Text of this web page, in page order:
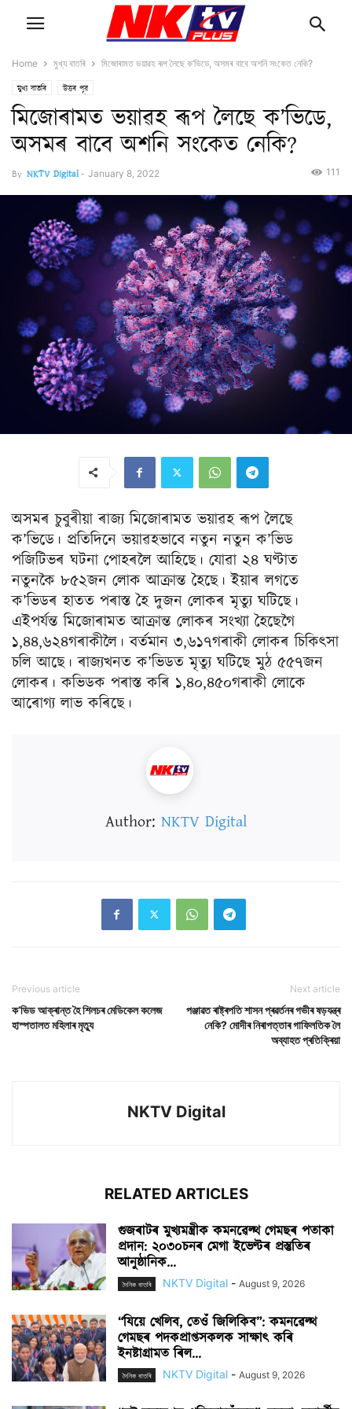
Home মুখ্য বাতৰি মিজোৰামত ভয়াৱহ ৰূপ লৈছে ক’ভিডে, অসমৰ বাবে অশনি সংকেত নেকি?
মুখ্য বাতৰি উত্তৰ পূৱ
মিজোৰামত ভয়াৱহ ৰূপ লৈছে ক’ভিডে,
অসমৰ বাবে অশনি সংকেত নেকি?
By NKTV Digital- January 8, 2022 111
অসমৰ চুবুৰীয়া ৰাজ্য মিজোৰামত ভয়াৱহ ৰূপ লৈছে
ক’ভিডে। প্ৰতিদিনে ভয়াৱহভাবে নতুন নতুন ক’ভিড
পজিটিভৰ ঘটনা পোহৰলৈ আহিছে। যোৱা ২৪ ঘণ্টাত
নতুনকৈ ৮৫২জন লোক আক্ৰান্ত হৈছে। ইয়াৰ লগতে
ক’ভিডৰ হাতত পৰাস্ত হৈ দুজন লোকৰ মৃত্যু ঘটিছে।
এইপৰ্যন্ত মিজোৰামত আক্ৰান্ত লোকৰ সংখ্যা হৈছেগৈ
১,৪৪,৬২৪গৰাকীলৈ। বৰ্তমান ৩,৬১৭গৰাকী লোকৰ চিকিত্সা
চলি আছে। ৰাজ্যখনত ক’ভিডত মৃত্যু ঘটিছে মুঠ ৫৫৭জন
লোকৰ। কভিডক পৰাস্ত কৰি ১,৪০,৪৫০গৰাকী লোকে
আৰোগ্য লাভ কৰিছে।
Author: NKTV Digital
Previous article
ক’ভিড আক্ৰান্ত হৈ শিলচৰ মেডিকেল কলেজ
হাস্পতালত মহিলাৰ মৃত্যু
Next article
পঞ্জাৱত ৰাষ্ট্ৰপতি শাসন প্ৰৱৰ্তনৰ গভীৰ ষড়যন্ত্ৰ
নেকি? মোদীৰ নিৰাপত্তাৰ গাফিলতিক লৈ
অব্যাহত প্ৰতিক্ৰিয়া
NKTV Digital
RELATED ARTICLES
গুজৰাটৰ মুখ্যমন্ত্ৰীক কমনৱেল্থ গেমছৰ পতাকা
প্ৰদান: ২০৩০চনৰ মেগা ইভেণ্টৰ প্ৰস্তুতিৰ
আনুষ্ঠানিক...
দৈনিক বাতৰি NKTV Digital - August 9, 2026
“যিয়ে খেলিব, তেওঁ জিলিকিব”: কমনৱেল্থ
গেমছৰ পদকপ্ৰাপ্তসকলক সাক্ষাৎ কৰি
ইনষ্টাগ্ৰামত ৰিল...
দৈনিক বাতৰি NKTV Digital - August 9, 2026